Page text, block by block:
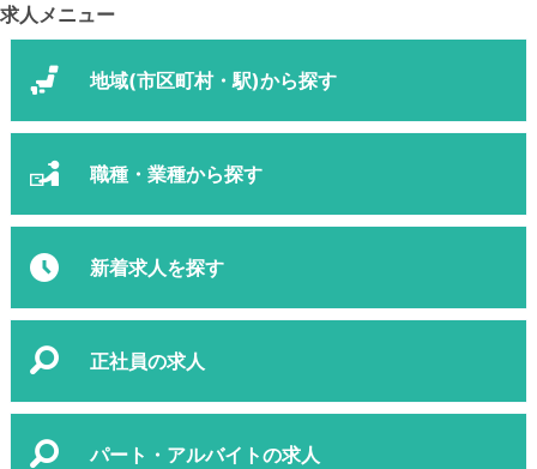
求人メニュー
地域(市区町村・駅)から探す
職種・業種から探す
新着求人を探す
正社員の求人
パート・アルバイトの求人